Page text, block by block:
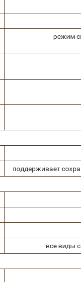
режим
поддерживает
все виды